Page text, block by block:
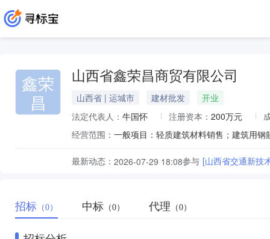
鑫荣
昌
山西省鑫荣昌商贸有限公司
山西省 | 运城市 建材批发
开业
法定代表人： 牛国怀 注册资本： 200万元
经营范围：
最新动态： 2026-07-29 18:08参与
招标 （0） 中标 （0） 代理 （0）